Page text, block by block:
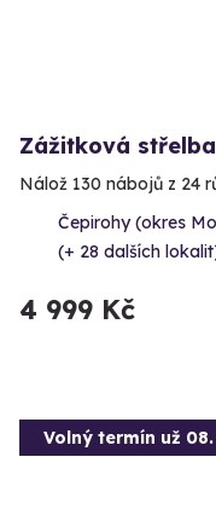
Zážitková
Nálož 130 nábojů z 24
Čepirohy (okres
(+ 28 dalších
4 999 Kč
Volný termín už